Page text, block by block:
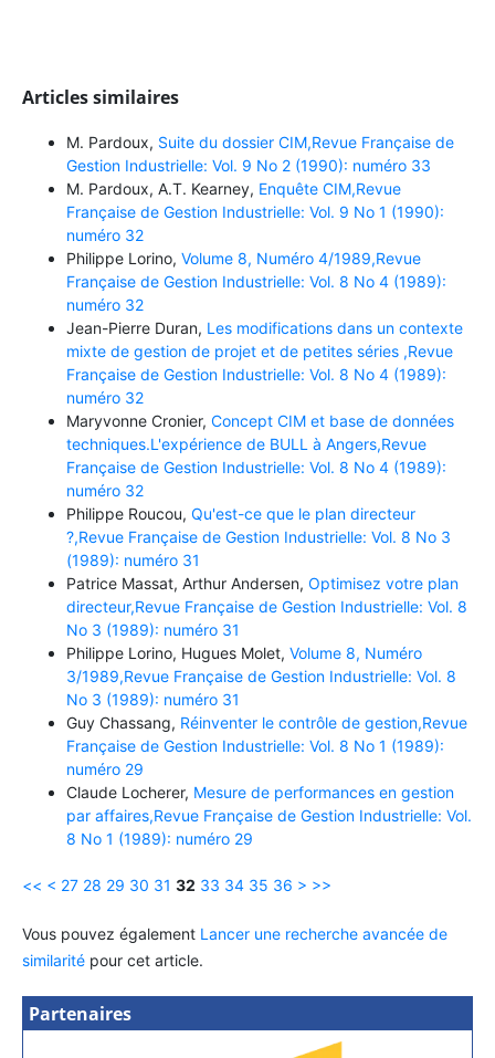
Articles similaires
M. Pardoux, Suite du dossier CIM,Revue Française de
Gestion Industrielle: Vol. 9 No 2 (1990): numéro 33
M. Pardoux, A.T. Kearney, Enquête CIM,Revue
Française de Gestion Industrielle: Vol. 9 No 1 (1990):
numéro 32
Philippe Lorino, Volume 8, Numéro 4/1989,Revue
Française de Gestion Industrielle: Vol. 8 No 4 (1989):
numéro 32
Jean-Pierre Duran, Les modifications dans un contexte
mixte de gestion de projet et de petites séries ,Revue
Française de Gestion Industrielle: Vol. 8 No 4 (1989):
numéro 32
Maryvonne Cronier, Concept CIM et base de données
techniques.L'expérience de BULL à Angers,Revue
Française de Gestion Industrielle: Vol. 8 No 4 (1989):
numéro 32
Philippe Roucou, Qu'est-ce que le plan directeur
?,Revue Française de Gestion Industrielle: Vol. 8 No 3
(1989): numéro 31
Patrice Massat, Arthur Andersen, Optimisez votre plan
directeur,Revue Française de Gestion Industrielle: Vol. 8
No 3 (1989): numéro 31
Philippe Lorino, Hugues Molet, Volume 8, Numéro
3/1989,Revue Française de Gestion Industrielle: Vol. 8
No 3 (1989): numéro 31
Guy Chassang, Réinventer le contrôle de gestion,Revue
Française de Gestion Industrielle: Vol. 8 No 1 (1989):
numéro 29
Claude Locherer, Mesure de performances en gestion
par affaires,Revue Française de Gestion Industrielle: Vol.
8 No 1 (1989): numéro 29
<< < 27 28 29 30 31 32 33 34 35 36 > >>
Vous pouvez également Lancer une recherche avancée de
similaritépour cet article.
Partenaires